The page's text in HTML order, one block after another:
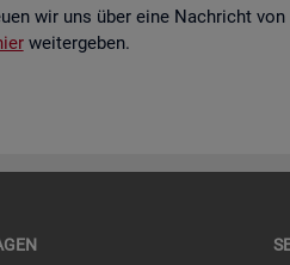
wir uns über eine Nach­richt
wei­ter­ge­ben.